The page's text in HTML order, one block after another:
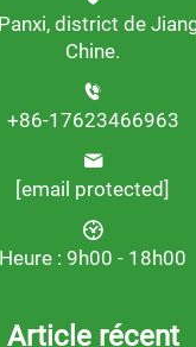
district de
Chine.
+86-17623466963
[email protected]
Heure : 9h00 - 18h00
Article récent